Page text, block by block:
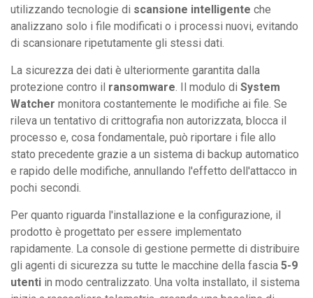
utilizzando tecnologie di scansione intelligente che
analizzano solo i file modificati o i processi nuovi, evitando
di scansionare ripetutamente gli stessi dati.
La sicurezza dei dati è ulteriormente garantita dalla
protezione contro il ransomware. Il modulo di System
Watcher monitora costantemente le modifiche ai file. Se
rileva un tentativo di crittografia non autorizzata, blocca il
processo e, cosa fondamentale, può riportare i file allo
stato precedente grazie a un sistema di backup automatico
e rapido delle modifiche, annullando l'effetto dell'attacco in
pochi secondi.
Per quanto riguarda l'installazione e la configurazione, il
prodotto è progettato per essere implementato
rapidamente. La console di gestione permette di distribuire
gli agenti di sicurezza su tutte le macchine della fascia 5-9
utenti in modo centralizzato. Una volta installato, il sistema